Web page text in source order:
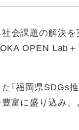
会課題の解決を
OPEN Lab
｢福岡県SDGs
富に盛り込み